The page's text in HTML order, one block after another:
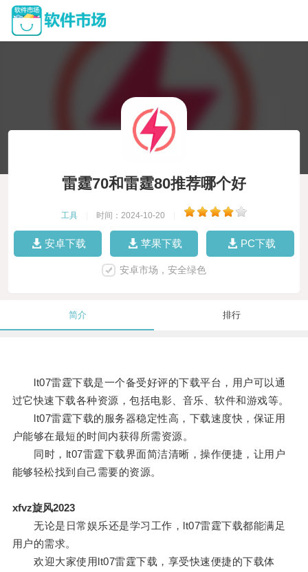
雷霆70和雷霆80推荐哪个好
工具 时间：2024-10-20
安卓下载 苹果下载 PC下载
安卓市场，安全绿色
简介 排行
lt07雷霆下载是一个备受好评的下载平台，用户可以通
过它快速下载各种资源，包括电影、音乐、软件和游戏等。
lt07雷霆下载的服务器稳定性高，下载速度快，保证用
户能够在最短的时间内获得所需资源。
同时，lt07雷霆下载界面简洁清晰，操作便捷，让用户
能够轻松找到自己需要的资源。
xfvz旋风2023
无论是日常娱乐还是学习工作，lt07雷霆下载都能满足
用户的需求。
欢迎大家使用lt07雷霆下载，享受快速便捷的下载体